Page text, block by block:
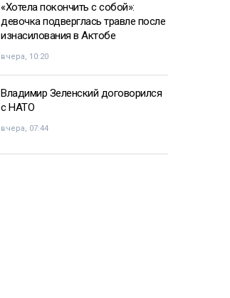
«Хотела покончить с собой»:
девочка подверглась травле после
изнасилования в Актобе
вчера, 10:20
Владимир Зеленский договорился
с НАТО
вчера, 07:44